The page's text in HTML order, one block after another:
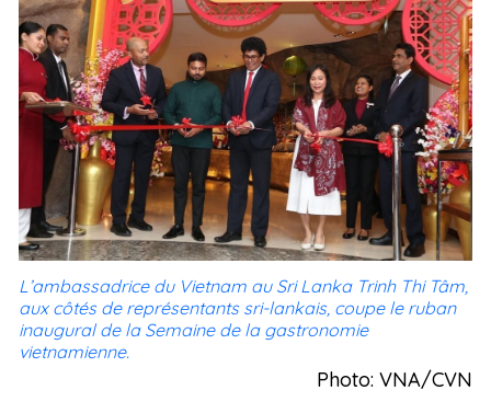
L’ambassadrice du Vietnam au Sri Lanka Trinh Thi Tâm,
aux côtés de représentants sri-lankais, coupe le ruban
inaugural de la Semaine de la gastronomie
vietnamienne.
Photo: VNA/CVN